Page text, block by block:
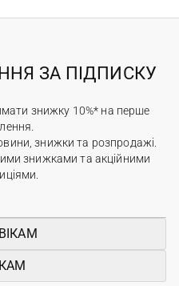
ЗА ПІДПИСКУ
знижку 10%* на перше
знижки та розпродажі.
знижками та акційними